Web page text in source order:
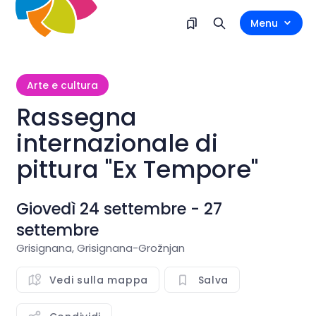
Menu
Arte e cultura
Rassegna
internazionale di
pittura "Ex Tempore"
Giovedì 24 settembre - 27
settembre
Grisignana, Grisignana-Grožnjan
Vedi sulla mappa Salva